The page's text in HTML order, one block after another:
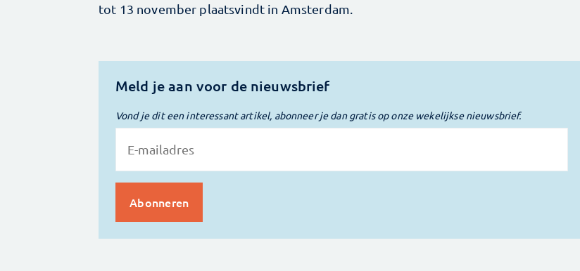
tot 13 november plaatsvindt in Amsterdam.
Meld je aan voor de nieuwsbrief
Vond je dit een interessant artikel, abonneer je dan gratis op onze wekelijkse nieuwsbrief.